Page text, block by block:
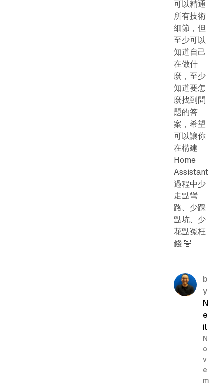
可以精通
所有技術
細節，但
至少可以
知道自己
在做什
麼，至少
知道要怎
麼找到問
題的答
案，希望
可以讓你
在構建
Home
Assistant
過程中少
走點彎
路、少踩
點坑、少
花點冤枉
錢 🤣
b
y
N
e
il
N
o
v
e
m